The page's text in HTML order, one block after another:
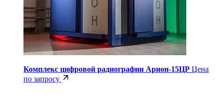
Комплекс цифровой радиографии Арион-15ЦР Цена
по запросу